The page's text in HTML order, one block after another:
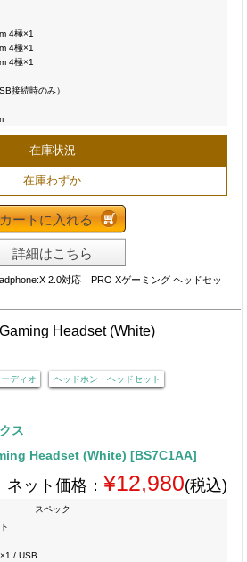
4極×1
4極×1
4極×1
接続時のみ）
在庫状況
在庫わずか
ートに入れる
詳細はこちら
2.0対応 PRO Xゲーミング ヘッドセッ
ディオ ヘッドホン・ヘッドセット
ス
Headset (White) [BS7C1AA]
ネット価格： ¥12,980(税込)
スペック
/ USB